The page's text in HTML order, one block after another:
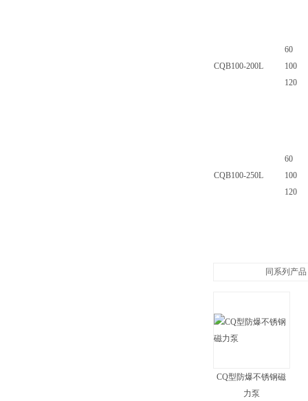
CQB100-200L
60
100
120
CQB100-250L
60
100
120
同系列产品
CQ型防爆不锈钢磁
力泵